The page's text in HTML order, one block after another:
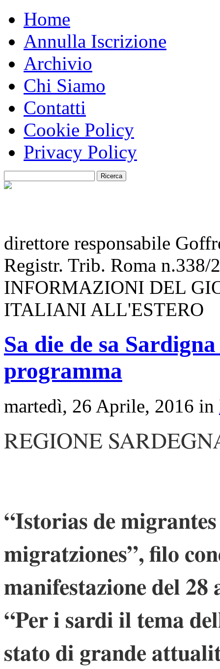
Home
Annulla Iscrizione
Archivio
Chi Siamo
Contatti
Cookie Policy
Privacy Policy
direttore responsabile
Registr. Trib. Roma n.338/
INFORMAZIONI DEL
ITALIANI ALL'ESTERO
Sa die de sa
programma
martedì, 26 Aprile, 2016 in
REGIONE
“Istorias de
migratziones”, filo
manifestazione del
“Per i sardi il tema
stato di grande